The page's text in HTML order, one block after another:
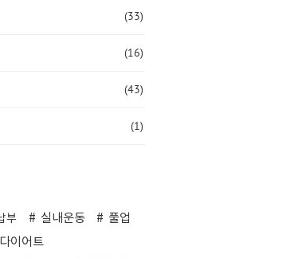
(33)
(16)
(43)
(1)
부 실내운동
풀업
이어트